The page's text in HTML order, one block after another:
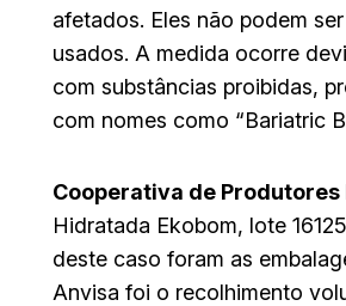
afetados. Eles não podem
usados. A medida ocorre
com substâncias proibidas,
com nomes como “Bariatric
Cooperativa de
Hidratada Ekobom, lote
deste caso foram as
Anvisa foi o recolhimento